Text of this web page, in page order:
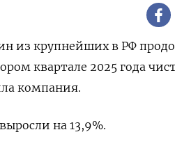
из крупнейших в РФ
квартале 2025 года
компания.
на 13,9%.